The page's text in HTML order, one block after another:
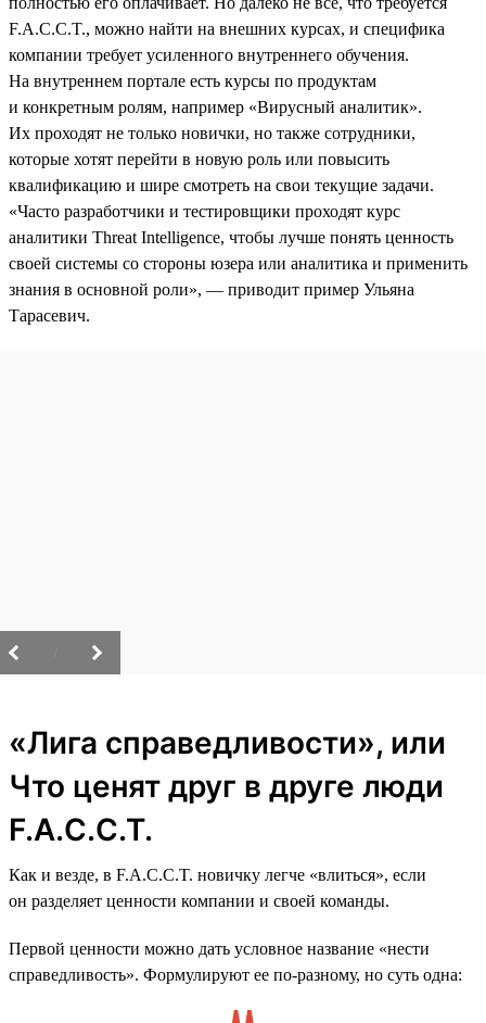
F.A.C.C.T., можно найти на внешних курсах, и специфика
компании требует усиленного внутреннего обучения.
На внутреннем портале есть курсы по продуктам
и конкретным ролям, например «Вирусный аналитик».
Их проходят не только новички, но также сотрудники,
которые хотят перейти в новую роль или повысить
квалификацию и шире смотреть на свои текущие задачи.
«Часто разработчики и тестировщики проходят курс
аналитики Threat Intelligence, чтобы лучше понять ценность
своей системы со стороны юзера или аналитика и применить
знания в основной роли», — приводит пример Ульяна
Тарасевич.
«Лига справедливости», или
Что ценят друг в друге люди
F.A.C.C.T.
Как и везде, в F.A.C.C.T. новичку легче «влиться», если
он разделяет ценности компании и своей команды.
Первой ценности можно дать условное название «нести
справедливость». Формулируют ее по-разному, но суть одна: